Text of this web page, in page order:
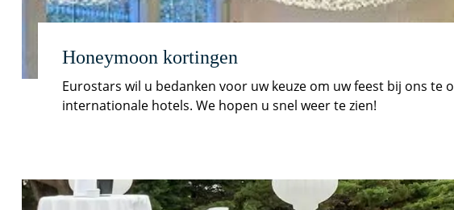
Honeymoon kortingen
Eurostars wil u bedanken voor uw keuze om uw feest bij ons
internationale hotels. We hopen u snel weer te zien!